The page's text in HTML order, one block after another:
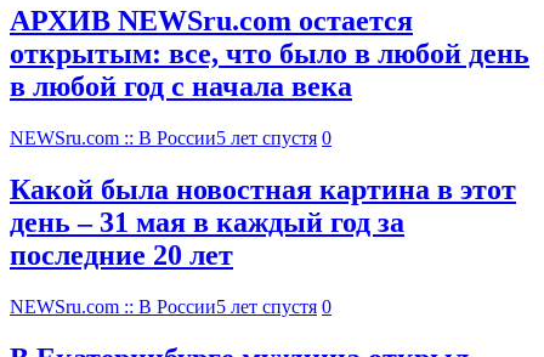
АРХИВ NEWSru.com остается
открытым: все, что было в любой день
в любой год с начала века
NEWSru.com :: В России5 лет спустя 0
Какой была новостная картина в этот
день – 31 мая в каждый год за
последние 20 лет
NEWSru.com :: В России5 лет спустя 0